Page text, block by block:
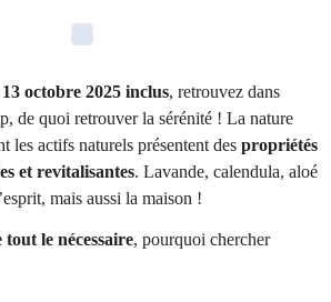
octobre 2025 inclus, retrouvez dans
de quoi retrouver la sérénité ! La nature
les actifs naturels présentent des propriétés
et revitalisantes. Lavande, calendula, aloé
mais aussi la maison !
le nécessaire, pourquoi chercher